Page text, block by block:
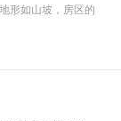
形如山坡，房区的